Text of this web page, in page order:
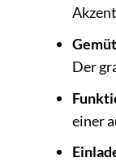
Der
einer